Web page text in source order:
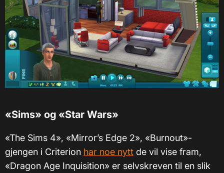
«Sims» og «Star Wars»
«The Sims 4», «Mirror’s Edge 2», «Burnout»-
gjengen i Criterion har noe nytt de vil vise fram,
«Dragon Age Inquisition» er selvskreven til en slik